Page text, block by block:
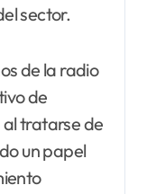
sector.
de la radio
de
tratarse de
un papel